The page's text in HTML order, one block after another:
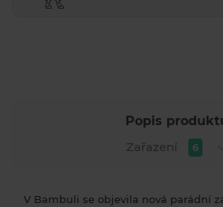
Popis
Zařazení
6
V Bambuli se objevila nová parádní